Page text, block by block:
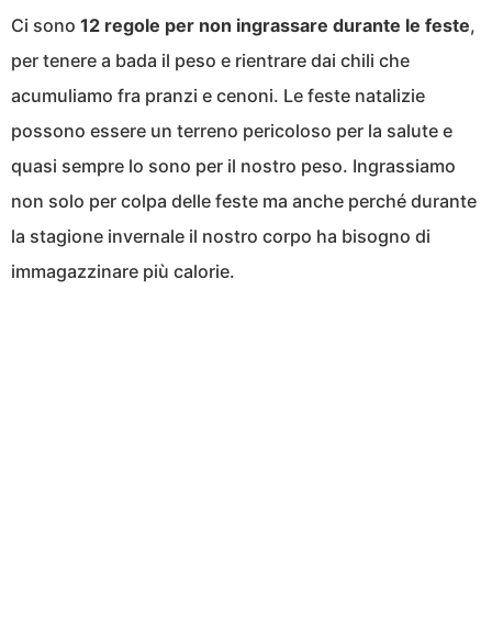
Ci sono 12 regole per non ingrassare durante le feste,
per tenere a bada il peso e rientrare dai chili che
acumuliamo fra pranzi e cenoni. Le feste natalizie
possono essere un terreno pericoloso per la salute e
quasi sempre lo sono per il nostro peso. Ingrassiamo
non solo per colpa delle feste ma anche perché durante
la stagione invernale il nostro corpo ha bisogno di
immagazzinare più calorie.